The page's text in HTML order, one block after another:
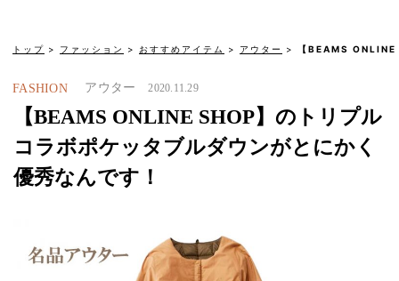
トップ ファッション おすすめアイテム アウター 【BEAMS
FASHION アウター 2020.11.29
【BEAMS ONLINE SHOP】のトリプル
コラボポケッタブルダウンがとにかく
優秀なんです！